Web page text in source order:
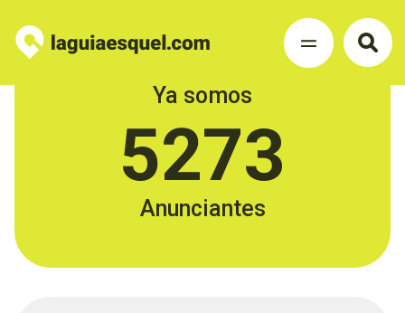
Ya somos
5273
Anunciantes